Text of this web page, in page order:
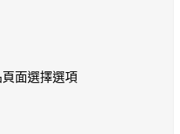
面選擇選項